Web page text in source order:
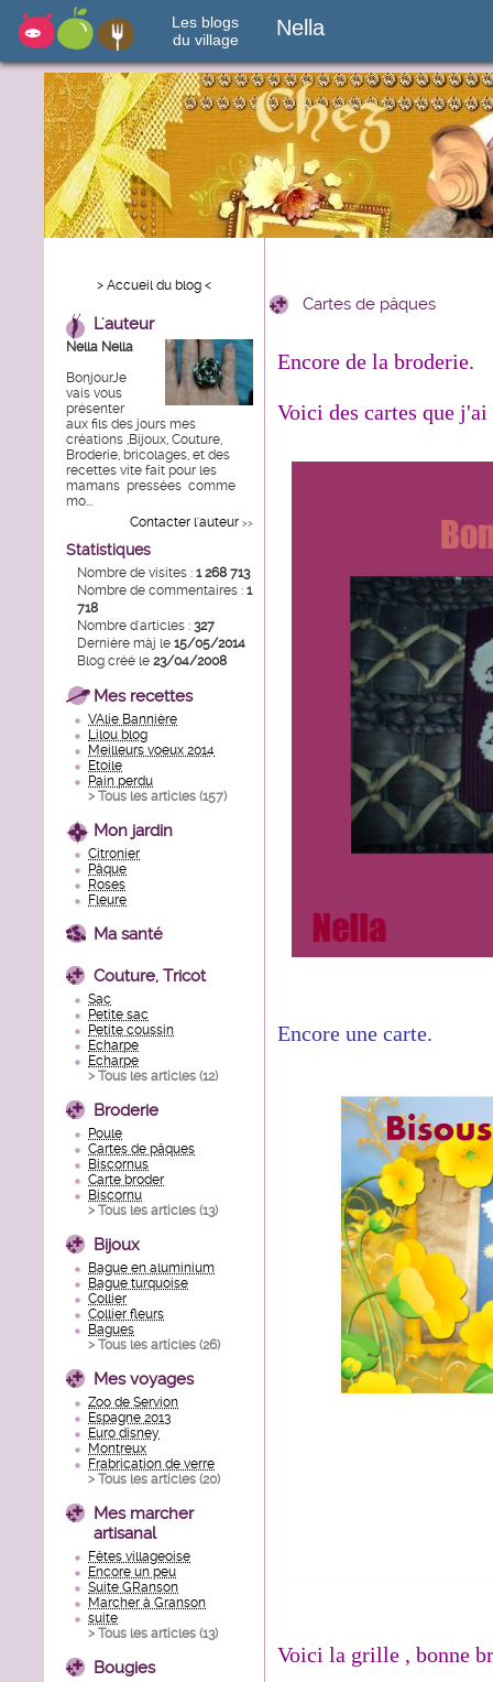
Les blogs
du village
Nella
> Accueil du blog <
L'auteur
Nella Nella
BonjourJe
vais vous
présenter
aux fils des jours mes
créations ,Bijoux, Couture,
Broderie, bricolages, et des
recettes vite fait pour les
mamans pressées comme
mo...
Contacter l'auteur >>
Statistiques
Nombre de visites : 1 268 713
Nombre de commentaires : 1
718
Nombre d'articles : 327
Dernière màj le 15/05/2014
Blog créé le 23/04/2008
Mes recettes
VAlie Bannière
Lilou blog
Meilleurs voeux 2014
Etoile
Pain perdu
> Tous les articles (157)
Mon jardin
Citronier
Pâque
Roses
Fleure
Ma santé
Couture, Tricot
Sac
Petite sac
Petite coussin
Echarpe
Echarpe
> Tous les articles (12)
Broderie
Poule
Cartes de pâques
Biscornus
Carte broder
Biscornu
> Tous les articles (13)
Bijoux
Bague en aluminium
Bague turquoise
Collier
Collier fleurs
Bagues
> Tous les articles (26)
Mes voyages
Zoo de Servion
Espagne 2013
Euro disney
Montreux
Frabrication de verre
> Tous les articles (20)
Mes marcher
artisanal
Fêtes villageoise
Encore un peu
Suite GRanson
Marcher à Granson
suite
> Tous les articles (13)
Bougies
Cartes de pâques
Encore de la broderie.
Voici des cartes que
Encore une carte.
Voici la grille , bonne